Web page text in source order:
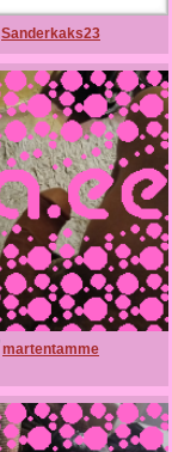
Sanderkaks23
martentamme